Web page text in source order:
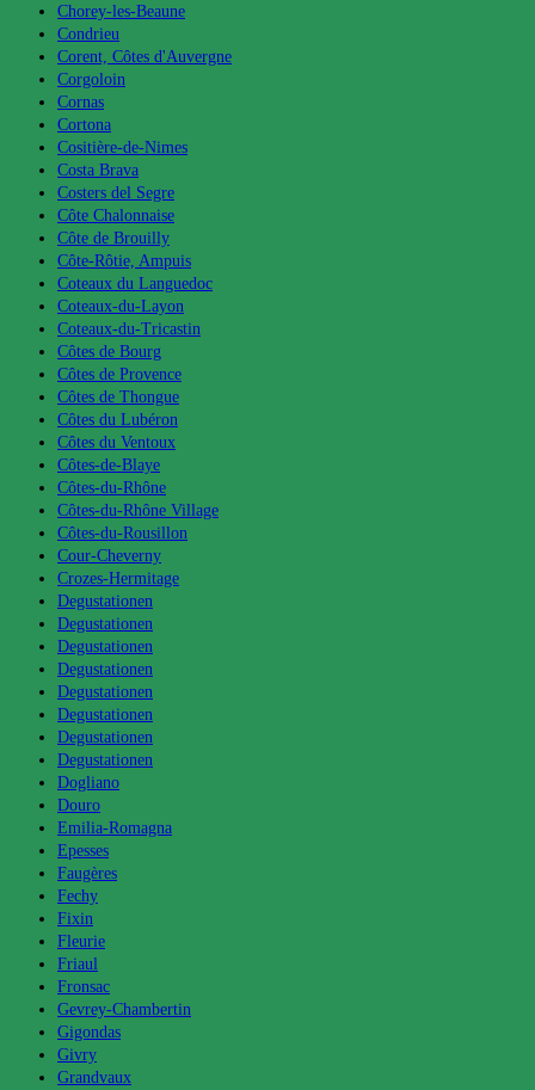
Chorey-les-Beaune
Condrieu
Corent, Côtes d'Auvergne
Corgoloin
Cornas
Cortona
Cositière-de-Nimes
Costa Brava
Costers del Segre
Côte Chalonnaise
Côte de Brouilly
Côte-Rôtie, Ampuis
Coteaux du Languedoc
Coteaux-du-Layon
Coteaux-du-Tricastin
Côtes de Bourg
Côtes de Provence
Côtes de Thongue
Côtes du Lubéron
Côtes du Ventoux
Côtes-de-Blaye
Côtes-du-Rhône
Côtes-du-Rhône Village
Côtes-du-Rousillon
Cour-Cheverny
Crozes-Hermitage
Degustationen
Degustationen
Degustationen
Degustationen
Degustationen
Degustationen
Degustationen
Degustationen
Dogliano
Douro
Emilia-Romagna
Epesses
Faugères
Fechy
Fixin
Fleurie
Friaul
Fronsac
Gevrey-Chambertin
Gigondas
Givry
Grandvaux